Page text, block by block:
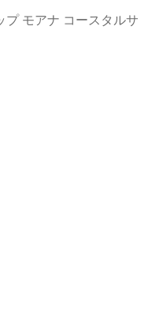
プ モアナ コースタルサ